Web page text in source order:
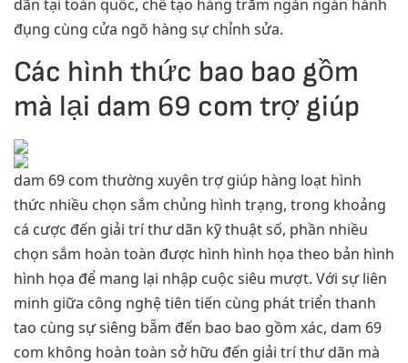
dãn tại toàn quốc, chế tạo hàng trăm ngàn ngàn hành
đụng cùng cửa ngõ hàng sự chỉnh sửa.
Các hình thức bao bao gồm
mà lại dam 69 com trợ giúp
dam 69 com thường xuyên trợ giúp hàng loạt hình
thức nhiều chọn sắm chủng hình trạng, trong khoảng
cá cược đến giải trí thư dãn kỹ thuật số, phần nhiều
chọn sắm hoàn toàn được hình hình họa theo bản hình
hình họa để mang lại nhập cuộc siêu mượt. Với sự liên
minh giữa công nghệ tiên tiến cùng phát triển thanh
tao cùng sự siêng bẵm đến bao bao gồm xác, dam 69
com không hoàn toàn sở hữu đến giải trí thư dãn mà